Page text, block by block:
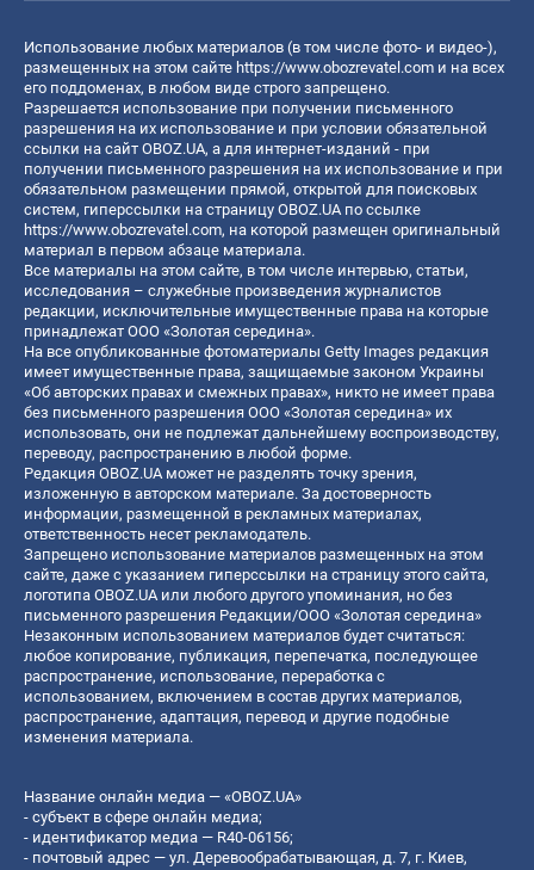
Использование любых материалов (в том числе фото- и видео-),
размещенных на этом сайте https://www.obozrevatel.com и на всех
его поддоменах, в любом виде строго запрещено.
Разрешается использование при получении письменного
разрешения на их использование и при условии обязательной
ссылки на сайт OBOZ.UA, а для интернет-изданий - при
получении письменного разрешения на их использование и при
обязательном размещении прямой, открытой для поисковых
систем, гиперссылки на страницу OBOZ.UA по ссылке
https://www.obozrevatel.com, на которой размещен оригинальный
материал в первом абзаце материала.
Все материалы на этом сайте, в том числе интервью, статьи,
исследования – служебные произведения журналистов
редакции, исключительные имущественные права на которые
принадлежат ООО «Золотая середина».
На все опубликованные фотоматериалы Getty Images редакция
имеет имущественные права, защищаемые законом Украины
«Об авторских правах и смежных правах», никто не имеет права
без письменного разрешения ООО «Золотая середина» их
использовать, они не подлежат дальнейшему воспроизводству,
переводу, распространению в любой форме.
Редакция OBOZ.UA может не разделять точку зрения,
изложенную в авторском материале. За достоверность
информации, размещенной в рекламных материалах,
ответственность несет рекламодатель.
Запрещено использование материалов размещенных на этом
сайте, даже с указанием гиперссылки на страницу этого сайта,
логотипа OBOZ.UA или любого другого упоминания, но без
письменного разрешения Редакции/ООО «Золотая середина»
Незаконным использованием материалов будет считаться:
любое копирование, публикация, перепечатка, последующее
распространение, использование, переработка с
использованием, включением в состав других материалов,
распространение, адаптация, перевод и другие подобные
изменения материала.
Название онлайн медиа — «OBOZ.UA»
- субъект в сфере онлайн медиа;
- идентификатор медиа — R40-06156;
- почтовый адрес — ул. Деревообрабатывающая, д. 7, г. Киев,